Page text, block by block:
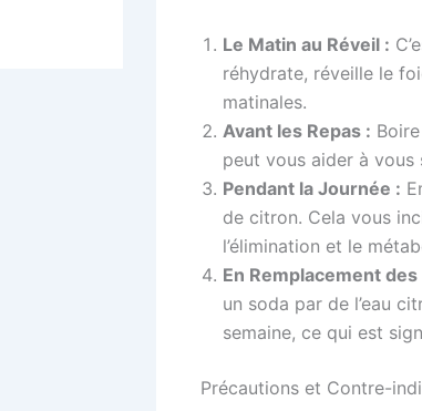
Le Matin au Réveil :
réhydrate, réveille le
matinales.
Avant les Repas :
peut vous aider à vous
Pendant la Journée :
de citron. Cela vous
l’élimination et le
En Remplacement
un soda par de l’eau
semaine, ce qui est
Précautions et Contre-